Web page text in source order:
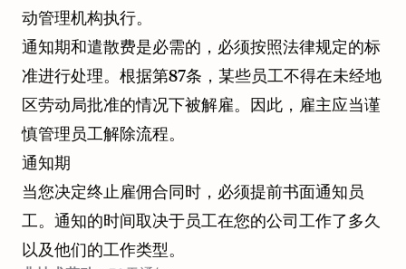
动管理机构执行。
通知期和遣散费是必需的，必须按照法律规定的标
准进行处理。根据第87条，某些员工不得在未经地
区劳动局批准的情况下被解雇。因此，雇主应当谨
慎管理员工解除流程。
通知期
当您决定终止雇佣合同时，必须提前书面通知员
工。通知的时间取决于员工在您的公司工作了多久
以及他们的工作类型。